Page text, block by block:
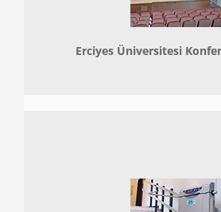
Erciyes Üniversitesi